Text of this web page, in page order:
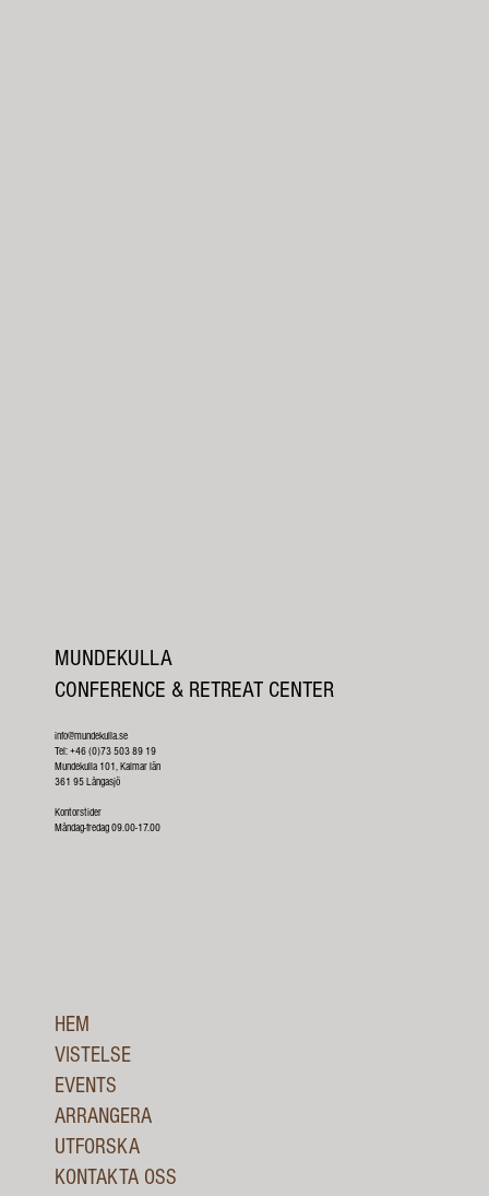
MUNDEKULLA
CONFERENCE & RETREAT CENTER
info@mundekulla.se
Tel: +46 (0)73 503 89 19
Mundekulla 101, Kalmar län
361 95 Långasjö
Kontorstider
Måndag-fredag 09.00-17.00
HEM
VISTELSE
EVENTS
ARRANGERA
UTFORSKA
KONTAKTA OSS